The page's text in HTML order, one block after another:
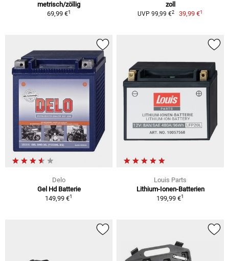
metrisch/zöllig
69,99 €1
zoll
UVP 99,99 €2 39,99 €1
Delo
Gel Hd Batterie
149,99 €1
Louis Parts
Lithium-Ionen-Batterien
199,99 €1